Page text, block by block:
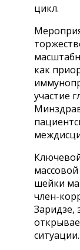
цикл.
как
участие
шейки
член-
Заридзе,
ситуации.